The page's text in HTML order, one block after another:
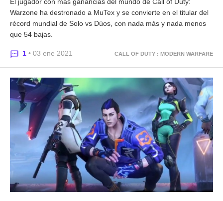
Warzone ha destronado a MuTex y se convierte en el titular del
récord mundial de Solo vs Dúos, con nada más y nada menos
que 54 bajas.
1 • 03 ene 2021 CALL OF DUTY : MODERN WARFARE